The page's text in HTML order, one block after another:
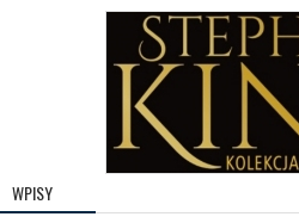
WPISY